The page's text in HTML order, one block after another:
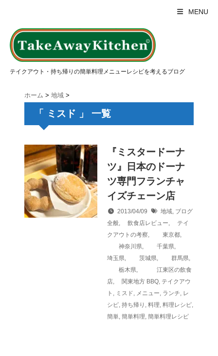
MENU
テイクアウト・持ち帰りの簡単料理メニューレシピを考えるブログ
ホーム > 地域 >
「 ミスド 」 一覧
『ミスタードーナ
ツ』日本のドーナ
ツ専門フランチャ
イズチェーン店
2013/04/09 地域, ブログ
全般, 飲食店レビュー,
テイ
クアウトの考察, 東京都,
神奈川県, 千葉県,
埼玉県, 茨城県, 群馬県,
栃木県,
江東区の飲食
店, 関東地方 BBQ, テイクアウ
ト , ミスド, メニュー, ランチ, レ
シピ, 持ち帰り , 料理, 料理レシピ,
簡単, 簡単料理, 簡単料理レシピ